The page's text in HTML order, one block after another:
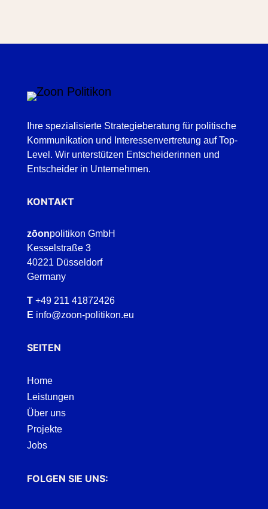
Ihre spezialisierte Strategieberatung für politische
Kommunikation und Interessenvertretung auf Top-
Level. Wir unterstützen Entscheiderinnen und
Entscheider in Unternehmen.
KONTAKT
zōonpolitikon GmbH
Kesselstraße 3
40221 Düsseldorf
Germany
T +49 211 41872426
E info@zoon-politikon.eu
SEITEN
Home
Leistungen
Über uns
Projekte
Jobs
FOLGEN SIE UNS: